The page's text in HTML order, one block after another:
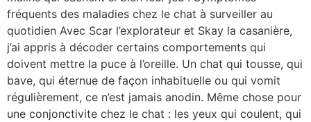
fréquents des maladies chez le chat à surveiller au
quotidien Avec Scar l’explorateur et Skay la casanière,
j’ai appris à décoder certains comportements qui
doivent mettre la puce à l’oreille. Un chat qui tousse, qui
bave, qui éternue de façon inhabituelle ou qui vomit
régulièrement, ce n’est jamais anodin. Même chose pour
une conjonctivite chez le chat : les yeux qui coulent, qui